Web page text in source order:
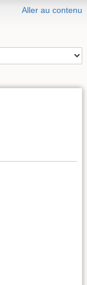
Aller au contenu